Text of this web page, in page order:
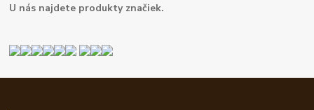
U nás najdete produkty značiek.